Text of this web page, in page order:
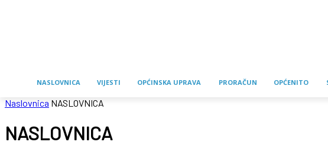
NASLOVNICA VIJESTI OPĆINSKA UPRAVA PRORAČUN OPĆENITO
Naslovnica NASLOVNICA
NASLOVNICA